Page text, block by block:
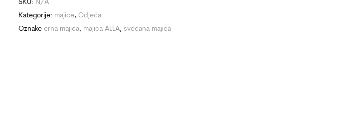
Kategorije: majice,Odjeća
Oznakecrna majica, majica ALLA, svečana majica